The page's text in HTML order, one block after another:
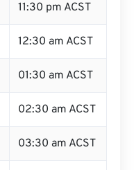
11:30 pm ACST
12:30 am ACST
01:30 am ACST
02:30 am ACST
03:30 am ACST